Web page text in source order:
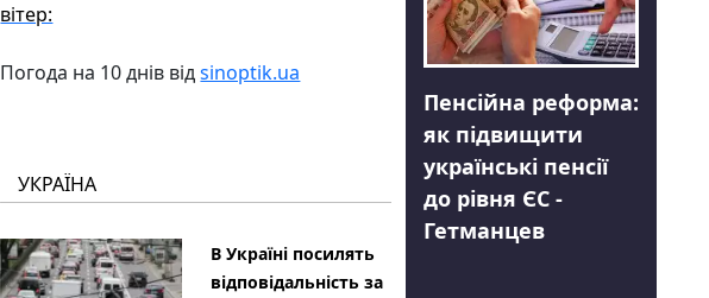
вітер:
Погода на 10 днів відsinoptik.ua
УКРАЇНА
В Україні посилять
відповідальність за
Пенсійна реформа:
як підвищити
українські пенсії
до рівня ЄС -
Гетманцев